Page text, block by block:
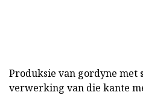
Produksie van gordyne met
verwerking van die kante